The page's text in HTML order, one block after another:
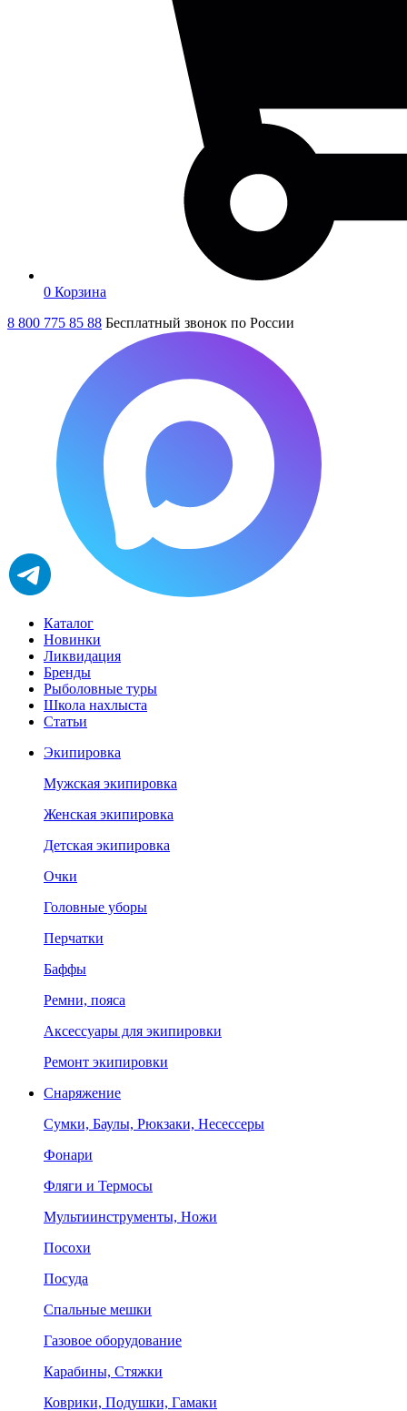
0 Корзина
8 800 775 85 88 Бесплатный звонок по России
Каталог
Новинки
Ликвидация
Бренды
Рыболовные туры
Школа нахлыста
Статьи
Экипировка
Мужская экипировка
Женская экипировка
Детская экипировка
Очки
Головные уборы
Перчатки
Баффы
Ремни, пояса
Аксессуары для экипировки
Ремонт экипировки
Снаряжение
Сумки, Баулы, Рюкзаки, Несессеры
Фонари
Фляги и Термосы
Мультиинструменты, Ножи
Посохи
Посуда
Спальные мешки
Газовое оборудование
Карабины, Стяжки
Коврики, Подушки, Гамаки